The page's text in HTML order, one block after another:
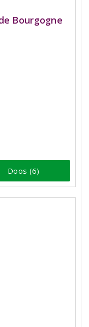
Bourgogne
Doos (6)